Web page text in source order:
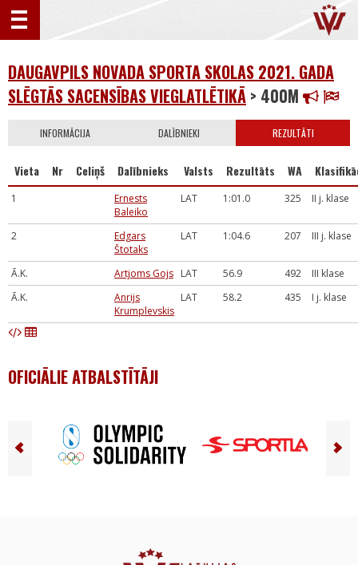
DAUGAVPILS NOVADA SPORTA SKOLAS 2021. GADA
SLĒGTĀS SACENSĪBAS VIEGLATLĒTIKĀ > 400M
INFORMĀCIJA DALĪBNIEKI REZULTĀTI
Vieta Nr Celiņš Dalībnieks Valsts Rezultāts WA
1
Ernests
Baleiko
LAT 1:01.0 325 II j. klase
2
Edgars
Štotaks
LAT 1:04.6 207 III j. klase
Ā.K. Artjoms Gojs LAT 56.9 492
III klase
Ā.K.
Anrijs
Krumplevskis
LAT 58.2 435 I j. klase
OFICIĀLIE ATBALSTĪTĀJI